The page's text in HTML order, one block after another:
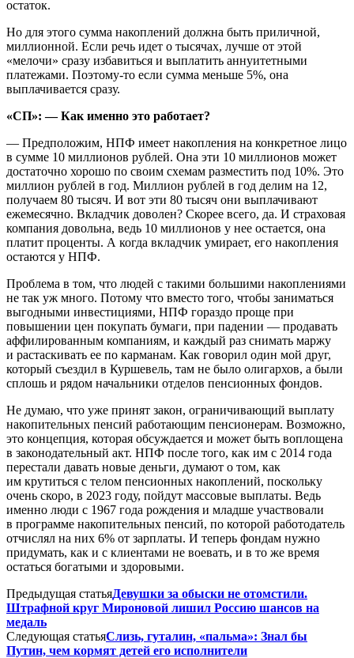
остаток.
Но для этого сумма накоплений должна быть приличной,
миллионной. Если речь идет о тысячах, лучше от этой
«мелочи» сразу избавиться и выплатить аннуитетными
платежами. Поэтому-то если сумма меньше 5%, она
выплачивается сразу.
«СП»: — Как именно это работает?
— Предположим, НПФ имеет накопления на конкретное лицо
в сумме 10 миллионов рублей. Она эти 10 миллионов может
достаточно хорошо по своим схемам разместить под 10%. Это
миллион рублей в год. Миллион рублей в год делим на 12,
получаем 80 тысяч. И вот эти 80 тысяч они выплачивают
ежемесячно. Вкладчик доволен? Скорее всего, да. И страховая
компания довольна, ведь 10 миллионов у нее остается, она
платит проценты. А когда вкладчик умирает, его накопления
остаются у НПФ.
Проблема в том, что людей с такими большими накоплениями
не так уж много. Потому что вместо того, чтобы заниматься
выгодными инвестициями, НПФ гораздо проще при
повышении цен покупать бумаги, при падении — продавать
аффилированным компаниям, и каждый раз снимать маржу
и растаскивать ее по карманам. Как говорил один мой друг,
который съездил в Куршевель, там не было олигархов, а были
сплошь и рядом начальники отделов пенсионных фондов.
Не думаю, что уже принят закон, ограничивающий выплату
накопительных пенсий работающим пенсионерам. Возможно,
это концепция, которая обсуждается и может быть воплощена
в законодательный акт. НПФ после того, как им с 2014 года
перестали давать новые деньги, думают о том, как
им крутиться с телом пенсионных накоплений, поскольку
очень скоро, в 2023 году, пойдут массовые выплаты. Ведь
именно люди с 1967 года рождения и младше участвовали
в программе накопительных пенсий, по которой работодатель
отчислял на них 6% от зарплаты. И теперь фондам нужно
придумать, как и с клиентами не воевать, и в то же время
остаться богатыми и здоровыми.
Предыдущая статьяДевушки за обыски не отомстили.
Штрафной круг Мироновой лишил Россию шансов на
медаль
Следующая статьяСлизь, гуталин, «пальма»: Знал бы
Путин, чем кормят детей его исполнители